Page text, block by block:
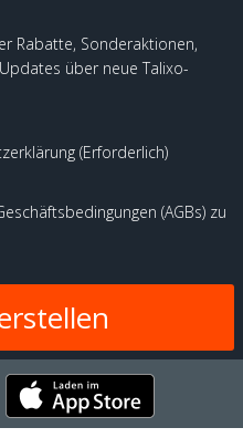
Rabatte, Sonderaktionen,
über neue Talixo-
Erforderlich
(AGBs) zu